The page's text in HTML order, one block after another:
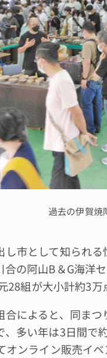
過去の伊賀焼
市として知られ
合の阿山B＆G海洋
28組が大小計約3万
によると、同ま
、多い年は3日間で
オンライン販売イ